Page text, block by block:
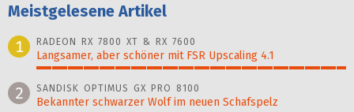
Meistgelesene Artikel
1
RADEON RX 7800 XT & RX 7600
Langsamer, aber schöner mit FSR Upscaling 4.1
2 SANDISK OPTIMUS GX PRO 8100
Bekannter schwarzer Wolf im neuen Schafspelz